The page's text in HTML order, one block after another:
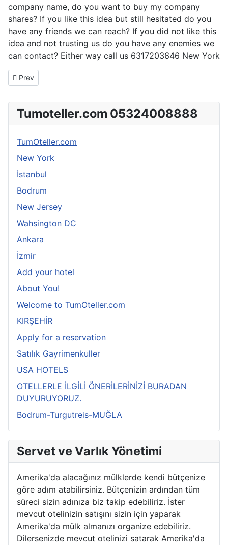
company name, do you want to buy my company
shares? If you like this idea but still hesitated do you
have any friends we can reach? If you did not like this
idea and not trusting us do you have any enemies we
can contact? Either way call us 6317203646 New York
Previous article: Otel Satışı, İşletme Satışı, Otel Kiralanması,
Prev
Tumoteller.com 05324008888
TumOteller.com
New York
İstanbul
Bodrum
New Jersey
Wahsington DC
Ankara
İzmir
Add your hotel
About You!
Welcome to TumOteller.com
KIRŞEHİR
Apply for a reservation
Satılık Gayrimenkuller
USA HOTELS
OTELLERLE İLGİLİ ÖNERİLERİNİZİ BURADAN
DUYURUYORUZ.
Bodrum-Turgutreis-MUĞLA
Servet ve Varlık Yönetimi
Amerika'da alacağınız mülklerde kendi bütçenize
göre adım atabilirsiniz. Bütçenizin ardından tüm
süreci sizin adınıza biz takip edebiliriz. İster
mevcut otelinizin satışını sizin için yaparak
Amerika'da mülk almanızı organize edebiliriz.
Dilersenizde mevcut otelinizi satarak Amerika'da